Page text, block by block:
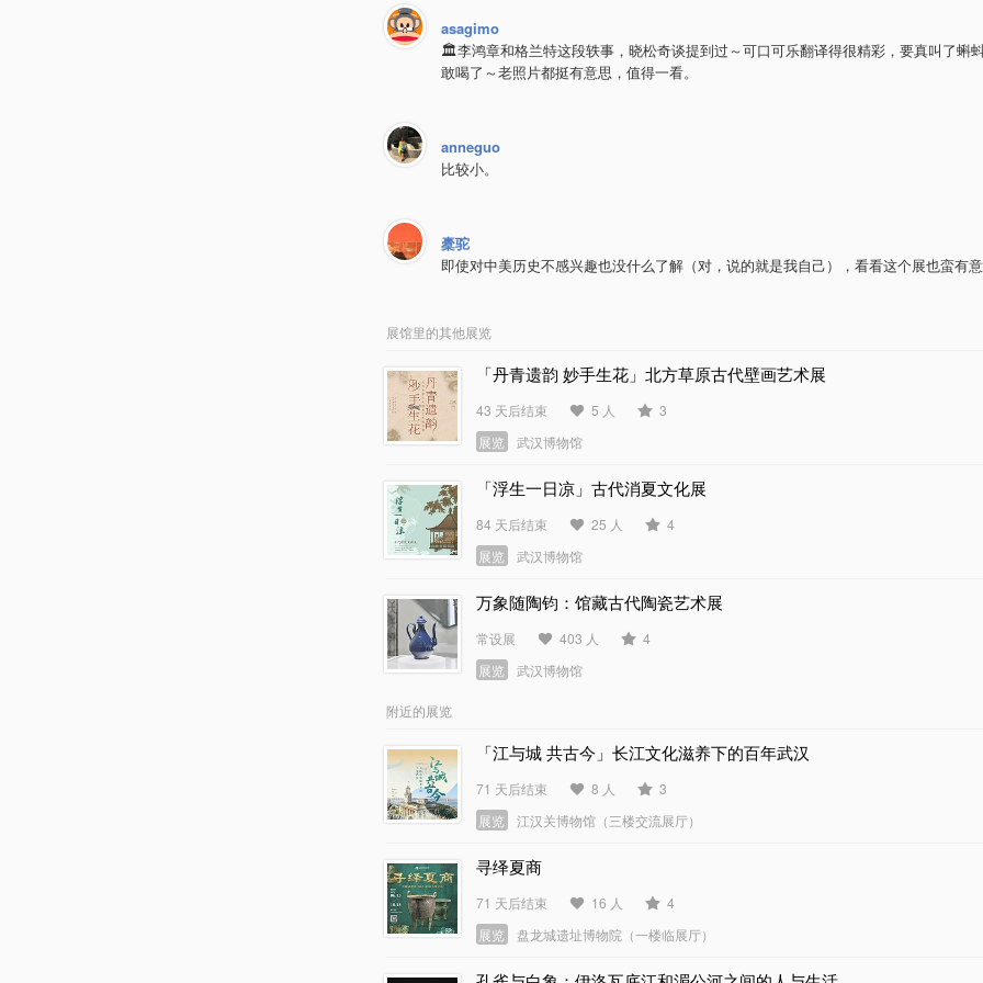
asagimo
🏛李鸿章和格兰特这段轶事，晓松奇谈提到过～可口可乐翻译得很精彩，要真叫了蝌
敢喝了～老照片都挺有意思，值得一看。
anneguo
比较小。
橐驼
即使对中美历史不感兴趣也没什么了解（对，说的就是我自己），看看这个展也蛮有
展馆里的其他展览
「丹青遗韵 妙手生花」北方草原古代壁画艺术展
43 天后结束 5 人
3
展览
武汉博物馆
「浮生一日凉」古代消夏文化展
84 天后结束 25 人
4
展览
武汉博物馆
万象随陶钧：馆藏古代陶瓷艺术展
常设展 403 人
4
展览
武汉博物馆
附近的展览
「江与城 共古今」长江文化滋养下的百年武汉
71 天后结束 8 人
3
展览
江汉关博物馆（三楼交流展厅）
寻绎夏商
71 天后结束 16 人
4
展览
盘龙城遗址博物院（一楼临展厅）